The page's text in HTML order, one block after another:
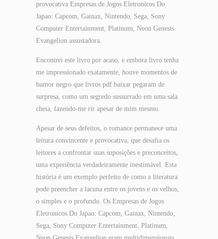
provocativa Empresas de Jogos Eletronicos Do
Japao: Capcom, Gainax, Nintendo, Sega, Sony
Computer Entertainment, Platinum, Neon Genesis
Evangelion assustadora.
Encontrei este livro por acaso, e embora livro tenha
me impressionado exatamente, houve momentos de
humor negro que livros pdf baixar pegaram de
surpresa, como um segredo sussurrado em uma sala
cheia, fazendo-me rir apesar de mim mesmo.
Apesar de seus defeitos, o romance permanece uma
leitura convincente e provocativa, que desafia os
leitores a confrontar suas suposições e preconceitos,
uma experiência verdadeiramente inestimável. Esta
história é um exemplo perfeito de como a literatura
pode preencher a lacuna entre os jovens e os velhos,
o simples e o profundo. Os Empresas de Jogos
Eletronicos Do Japao: Capcom, Gainax, Nintendo,
Sega, Sony Computer Entertainment, Platinum,